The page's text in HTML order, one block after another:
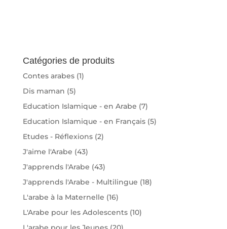
Catégories de produits
Contes arabes (1)
Dis maman (5)
Education Islamique - en Arabe (7)
Education Islamique - en Français (5)
Etudes - Réflexions (2)
J'aime l'Arabe (43)
J'apprends l'Arabe (43)
J'apprends l'Arabe - Multilingue (18)
L'arabe à la Maternelle (16)
L'Arabe pour les Adolescents (10)